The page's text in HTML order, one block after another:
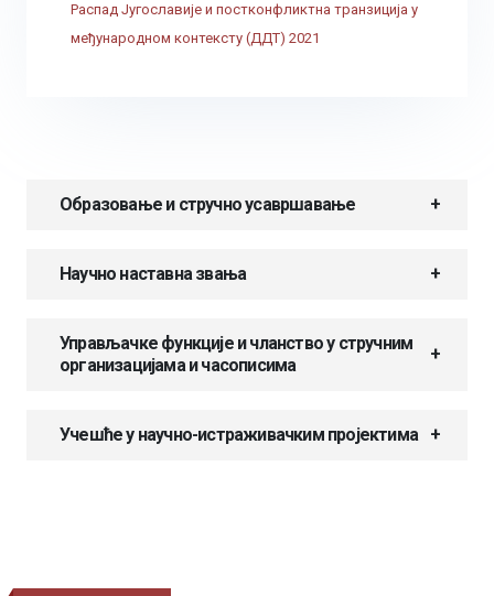
Распад Југославије и постконфликтна транзиција у
међународном контексту (ДДТ) 2021
Образовање и стручно усавршавање
Научно наставна звања
Управљачке функције и чланство у стручним
организацијама и часописима
Учешће у научно-истраживачким пројектима